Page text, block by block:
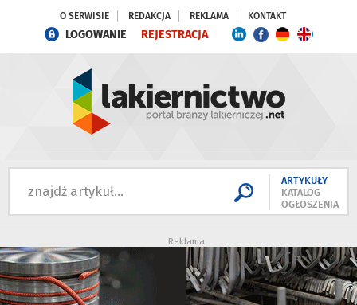
O SERWISIE REDAKCJA REKLAMA KONTAKT
LOGOWANIE REJESTRACJA
ARTYKUŁY
KATALOG
OGŁOSZENIA
Reklama